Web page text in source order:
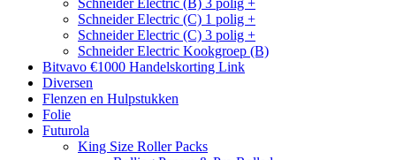
Schneider Electric (C) 1 polig +
Schneider Electric (C) 3 polig +
Schneider Electric Kookgroep (B)
Bitvavo €1000 Handelskorting Link
Diversen
Flenzen en Hulpstukken
Folie
Futurola
King Size Roller Packs